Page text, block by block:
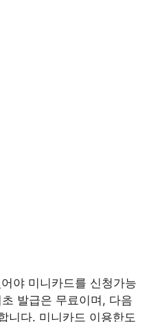
야 미니카드를 신청가능
발급은 무료이며, 다음
니다. 미니카드 이용한도